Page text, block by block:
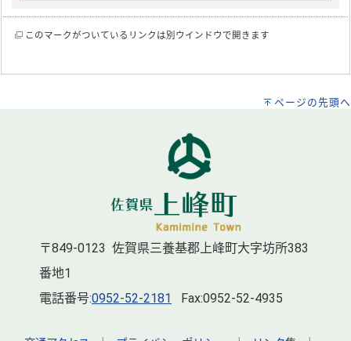
このマークがついているリンクは別ウインドウで開きます
ページの先頭へ
〒849-0123 佐賀県三養基郡上峰町大字坊所383
番地1
電話番号:0952-52-2181 Fax:0952-52-4935